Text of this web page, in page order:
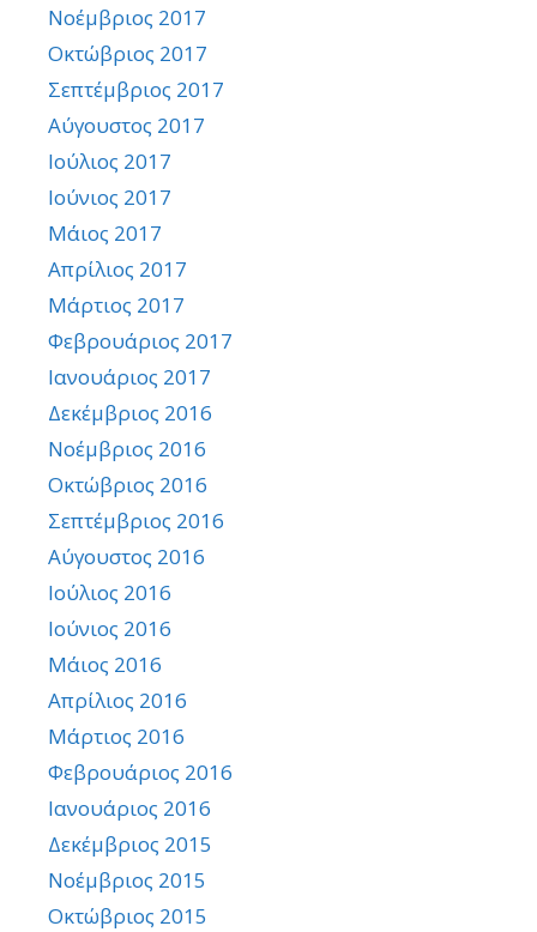
Νοέμβριος 2017
Οκτώβριος 2017
Σεπτέμβριος 2017
Αύγουστος 2017
Ιούλιος 2017
Ιούνιος 2017
Μάιος 2017
Απρίλιος 2017
Μάρτιος 2017
Φεβρουάριος 2017
Ιανουάριος 2017
Δεκέμβριος 2016
Νοέμβριος 2016
Οκτώβριος 2016
Σεπτέμβριος 2016
Αύγουστος 2016
Ιούλιος 2016
Ιούνιος 2016
Μάιος 2016
Απρίλιος 2016
Μάρτιος 2016
Φεβρουάριος 2016
Ιανουάριος 2016
Δεκέμβριος 2015
Νοέμβριος 2015
Οκτώβριος 2015